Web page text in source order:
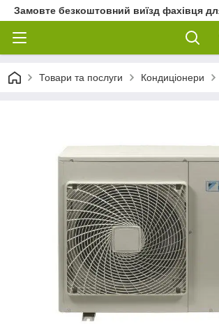
Замовте безкоштовний виїзд фахівця
Товари та послуги Кондиціонери